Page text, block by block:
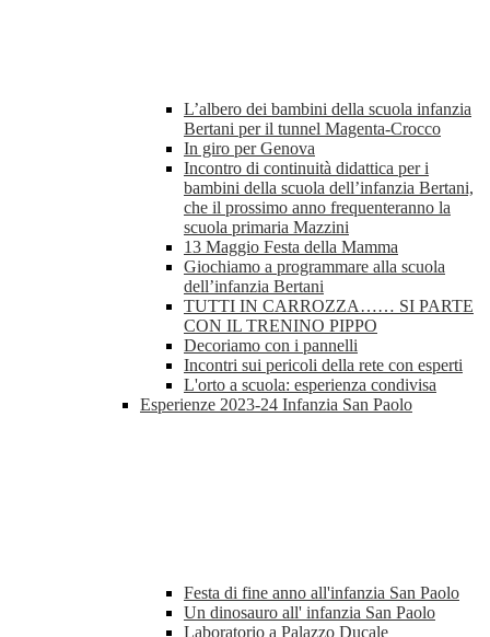
L’albero dei bambini della scuola infanzia
Bertani per il tunnel Magenta-Crocco
In giro per Genova
Incontro di continuità didattica per i
bambini della scuola dell’infanzia Bertani,
che il prossimo anno frequenteranno la
scuola primaria Mazzini
13 Maggio Festa della Mamma
Giochiamo a programmare alla scuola
dell’infanzia Bertani
TUTTI IN CARROZZA…… SI PARTE
CON IL TRENINO PIPPO
Decoriamo con i pannelli
Incontri sui pericoli della rete con esperti
L'orto a scuola: esperienza condivisa
Esperienze 2023-24 Infanzia San Paolo
Festa di fine anno all'infanzia San Paolo
Un dinosauro all' infanzia San Paolo
Laboratorio a Palazzo Ducale